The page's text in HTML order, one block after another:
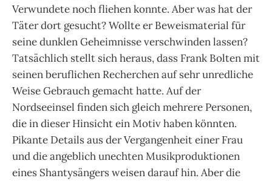
Verwundete noch fliehen konnte. Aber was hat der
Täter dort gesucht? Wollte er Beweismaterial für
seine dunklen Geheimnisse verschwinden lassen?
Tatsächlich stellt sich heraus, dass Frank Bolten mit
seinen beruflichen Recherchen auf sehr unredliche
Weise Gebrauch gemacht hatte. Auf der
Nordseeinsel finden sich gleich mehrere Personen,
die in dieser Hinsicht ein Motiv haben könnten.
Pikante Details aus der Vergangenheit einer Frau
und die angeblich unechten Musikproduktionen
eines Shantysängers weisen darauf hin. Aber die